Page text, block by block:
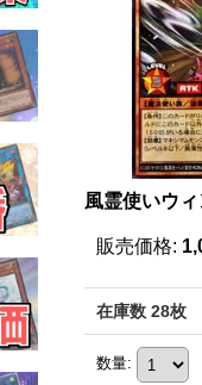
風霊使いウ
販売価格:
在庫数 28枚
数量: